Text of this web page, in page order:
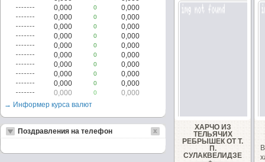
ХАРЧО ИЗ
ТЕЛЬЯЧИХ
РЕБРЫШЕК ОТ Т.
П.
СУЛАКВЕЛИДЗЕ
0,000
0
0,000
0,000
0
0,000
0,000
0
0,000
0,000
0
0,000
0,000
0
0,000
0,000
0
0,000
0,000
0
0,000
0,000
0
0,000
0,000
0
0,000
0,000
0
0,000
→ Информер курса валют
Поздравления на телефон